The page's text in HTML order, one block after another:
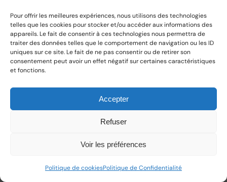
Pour offrir les meilleures expériences, nous utilisons des technologies
telles que les cookies pour stocker et/ou accéder aux informations des
appareils. Le fait de consentir à ces technologies nous permettra de
traiter des données telles que le comportement de navigation ou les ID
uniques sur ce site. Le fait de ne pas consentir ou de retirer son
consentement peut avoir un effet négatif sur certaines caractéristiques
et fonctions.
Accepter
Refuser
Voir les préférences
Politique de cookiesPolitique de Confidentialité
Nom